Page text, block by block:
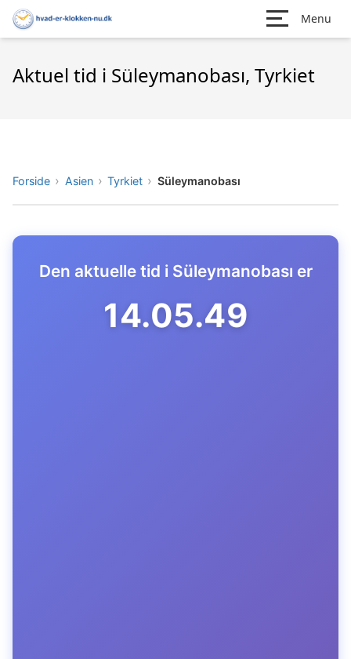
Menu
Aktuel tid i Süleymanobası, Tyrkiet
Forside Asien Tyrkiet Süleymanobası
Den aktuelle tid i Süleymanobası er
14.05.50